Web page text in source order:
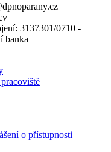
3137301/0710 -
banka
o přístupnosti